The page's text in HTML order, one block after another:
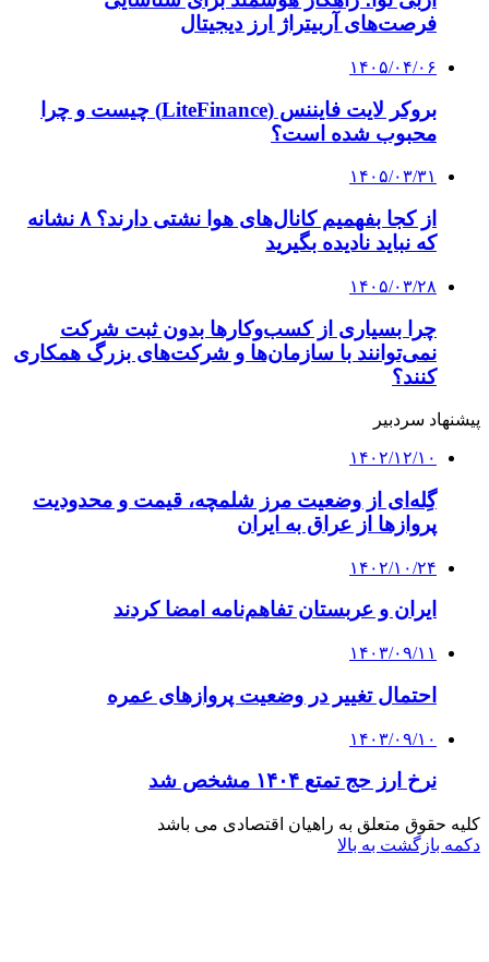
۱۴۰۳/۰۹/۱۰
نرخ ارز حج تمتع ۱۴۰۴ مشخص شد
کلیه حقوق متعلق به راهیان اقتصادی می باشد
دکمه بازگشت به بالا